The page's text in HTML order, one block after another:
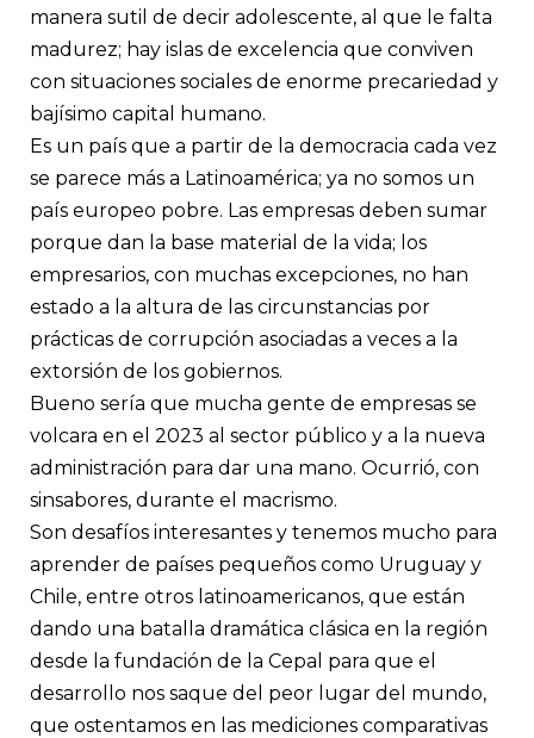
manera sutil de decir adolescente, al que le falta
madurez; hay islas de excelencia que conviven
con situaciones sociales de enorme precariedad y
bajísimo capital humano.
Es un país que a partir de la democracia cada vez
se parece más a Latinoamérica; ya no somos un
país europeo pobre. Las empresas deben sumar
porque dan la base material de la vida; los
empresarios, con muchas excepciones, no han
estado a la altura de las circunstancias por
prácticas de corrupción asociadas a veces a la
extorsión de los gobiernos.
Bueno sería que mucha gente de empresas se
volcara en el 2023 al sector público y a la nueva
administración para dar una mano. Ocurrió, con
sinsabores, durante el macrismo.
Son desafíos interesantes y tenemos mucho para
aprender de países pequeños como Uruguay y
Chile, entre otros latinoamericanos, que están
dando una batalla dramática clásica en la región
desde la fundación de la Cepal para que el
desarrollo nos saque del peor lugar del mundo,
que ostentamos en las mediciones comparativas